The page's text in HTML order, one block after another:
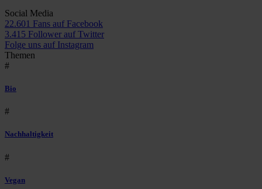
Social Media
22.601 Fans auf Facebook
3.415 Follower auf Twitter
Folge uns auf Instagram
Themen
#
Bio
#
Nachhaltigkeit
#
Vegan